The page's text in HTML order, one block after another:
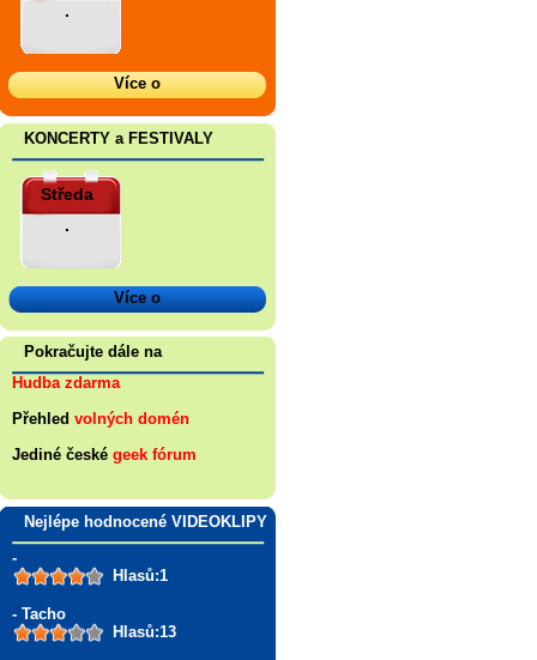
.
Více o
KONCERTY a FESTIVALY
Středa
.
Více o
Pokračujte dále na
Hudba zdarma
Přehled volných domén
Jediné české geek fórum
Nejlépe hodnocené VIDEOKLIPY
-
Hlasů:1
- Tacho
Hlasů:13